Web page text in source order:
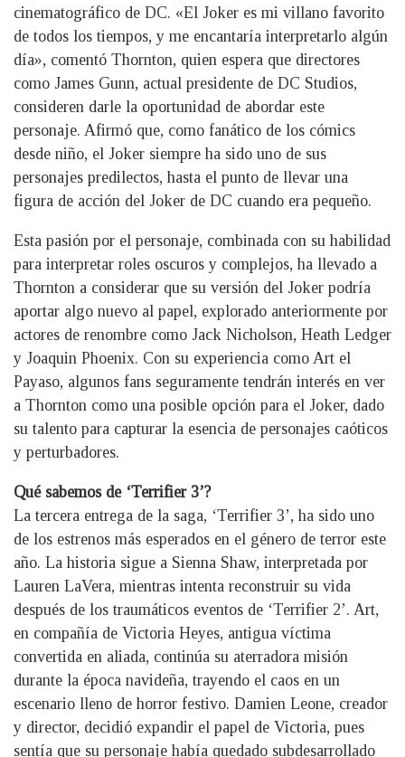
cinematográfico de DC. «El Joker es mi villano favorito
de todos los tiempos, y me encantaría interpretarlo algún
día», comentó Thornton, quien espera que directores
como James Gunn, actual presidente de DC Studios,
consideren darle la oportunidad de abordar este
personaje. Afirmó que, como fanático de los cómics
desde niño, el Joker siempre ha sido uno de sus
personajes predilectos, hasta el punto de llevar una
figura de acción del Joker de DC cuando era pequeño.
Esta pasión por el personaje, combinada con su habilidad
para interpretar roles oscuros y complejos, ha llevado a
Thornton a considerar que su versión del Joker podría
aportar algo nuevo al papel, explorado anteriormente por
actores de renombre como Jack Nicholson, Heath Ledger
y Joaquin Phoenix. Con su experiencia como Art el
Payaso, algunos fans seguramente tendrán interés en ver
a Thornton como una posible opción para el Joker, dado
su talento para capturar la esencia de personajes caóticos
y perturbadores.
Qué sabemos de ‘Terrifier 3’?
La tercera entrega de la saga, ‘Terrifier 3’, ha sido uno
de los estrenos más esperados en el género de terror este
año. La historia sigue a Sienna Shaw, interpretada por
Lauren LaVera, mientras intenta reconstruir su vida
después de los traumáticos eventos de ‘Terrifier 2’. Art,
en compañía de Victoria Heyes, antigua víctima
convertida en aliada, continúa su aterradora misión
durante la época navideña, trayendo el caos en un
escenario lleno de horror festivo. Damien Leone, creador
y director, decidió expandir el papel de Victoria, pues
sentía que su personaje había quedado subdesarrollado